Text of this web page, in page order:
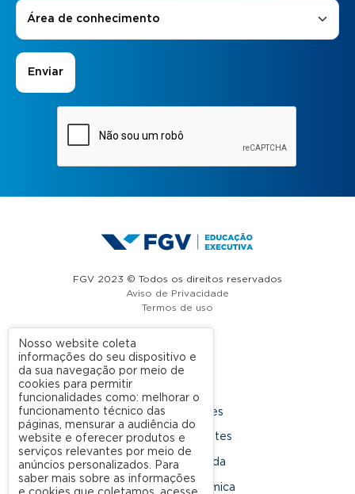
Áreas de Interesse
Área de conhecimento
FGV 2023 © Todos os direitos reservados
Aviso de Privacidade
Termos de uso
A FGV
Nossas Unidades
Dúvidas Frequentes
Rede Conveniada
Ouvidoria Acadêmica
Nosso website coleta
informações do seu dispositivo e
da sua navegação por meio de
cookies para permitir
funcionalidades como: melhorar o
funcionamento técnico das
páginas, mensurar a audiência do
website e oferecer produtos e
serviços relevantes por meio de
anúncios personalizados. Para
saber mais sobre as informações